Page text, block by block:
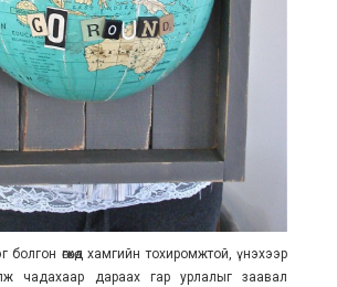
өгөхөд хамгийн тохиромжтой, үнэхээр
чадахаар дараах гар урлалыг заавал